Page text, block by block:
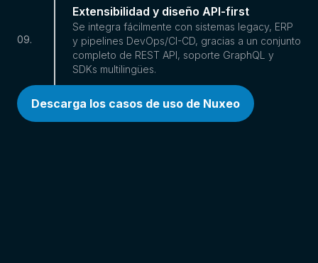
09.
Extensibilidad y diseño API-first
Se integra fácilmente con sistemas legacy, ERP
y pipelines DevOps/CI-CD, gracias a un conjunto
completo de REST API, soporte GraphQL y
SDKs multilingües.
Descarga los casos de uso de Nuxeo